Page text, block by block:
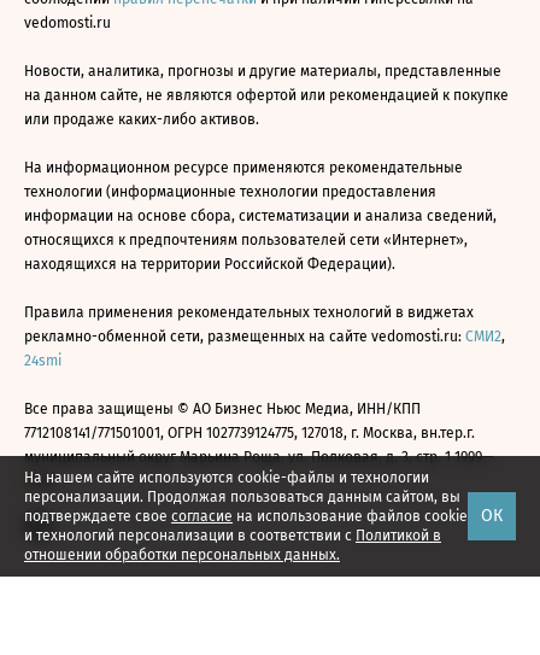
На нашем сайте используются cookie-файлы и технологии
персонализации. Продолжая пользоваться данным сайтом, вы
подтверждаете свое согласие на использование файлов cookie
и технологий персонализации в соответствии с Политикой в
отношении обработки персональных данных.
ОК
vedomosti.ru
Новости, аналитика, прогнозы и другие материалы, представленные
на данном сайте, не являются офертой или рекомендацией к покупке
или продаже каких-либо активов.
На информационном ресурсе применяются рекомендательные
технологии (информационные технологии предоставления
информации на основе сбора, систематизации и анализа сведений,
относящихся к предпочтениям пользователей сети «Интернет»,
находящихся на территории Российской Федерации).
Правила применения рекомендательных технологий в виджетах
рекламно-обменной сети, размещенных на сайте vedomosti.ru: СМИ2,
24smi
Все права защищены © АО Бизнес Ньюс Медиа, ИНН/КПП
7712108141/771501001, ОГРН 1027739124775, 127018, г. Москва, вн.тер.г.
муниципальный округ Марьина Роща, ул. Полковая, д. 3, стр. 1 1999—
2026